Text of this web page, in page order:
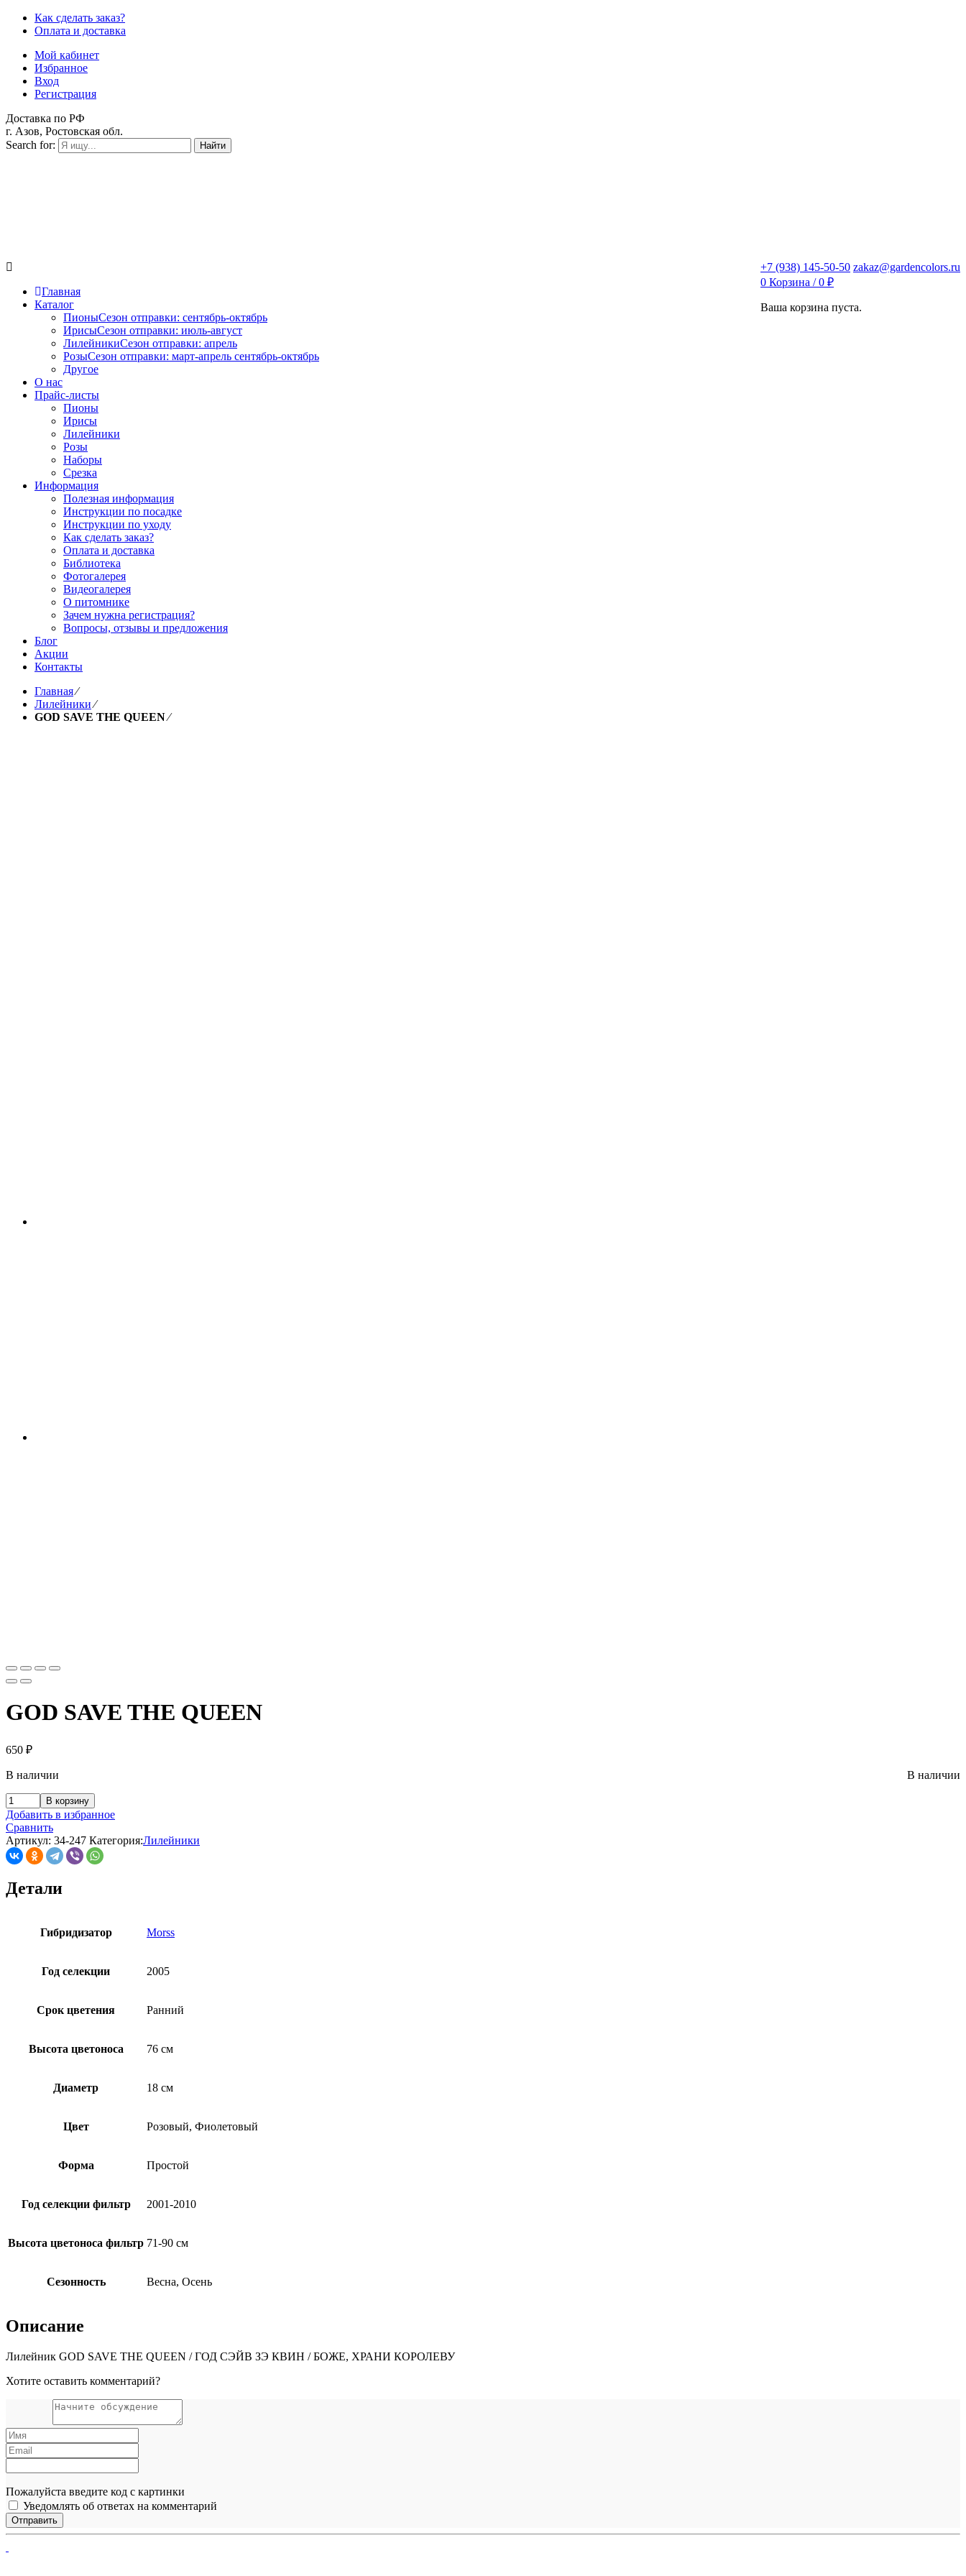
Как сделать заказ?
Оплата и доставка
Мой кабинет
Избранное
Вход
Регистрация
Доставка по РФ
г. Азов, Ростовская обл.
Search for:
Найти
+7 (938) 145-50-50 zakaz@gardencolors.ru
0 Корзина /0 ₽
Ваша корзина пуста.
Главная
Каталог
ПионыСезон отправки: сентябрь-октябрь
ИрисыСезон отправки: июль-август
ЛилейникиСезон отправки: апрель
РозыСезон отправки: март-апрель сентябрь-октябрь
Другое
О нас
Прайс-листы
Пионы
Ирисы
Лилейники
Розы
Наборы
Срезка
Информация
Полезная информация
Инструкции по посадке
Инструкции по уходу
Как сделать заказ?
Оплата и доставка
Библиотека
Фотогалерея
Видеогалерея
О питомнике
Зачем нужна регистрация?
Вопросы, отзывы и предложения
Блог
Акции
Контакты
Главная⁄
Лилейники⁄
GOD SAVE THE QUEEN⁄
GOD SAVE THE QUEEN
650 ₽
В наличии
В наличии
В корзину
Добавить в избранное
Сравнить
Артикул: 34-247 Категория:Лилейники
Детали
Гибридизатор Morss
Год селекции 2005
Срок цветения Ранний
Высота цветоноса 76 см
Диаметр 18 см
Цвет Розовый, Фиолетовый
Форма Простой
Год селекции фильтр 2001-2010
Высота цветоноса фильтр 71-90 см
Сезонность Весна, Осень
Описание
Лилейник GOD SAVE THE QUEEN / ГОД СЭЙВ ЗЭ КВИН / БОЖЕ, ХРАНИ КОРОЛЕВУ
Хотите оставить комментарий?
Пожалуйста введите код с картинки
Уведомлять об ответах на комментарий